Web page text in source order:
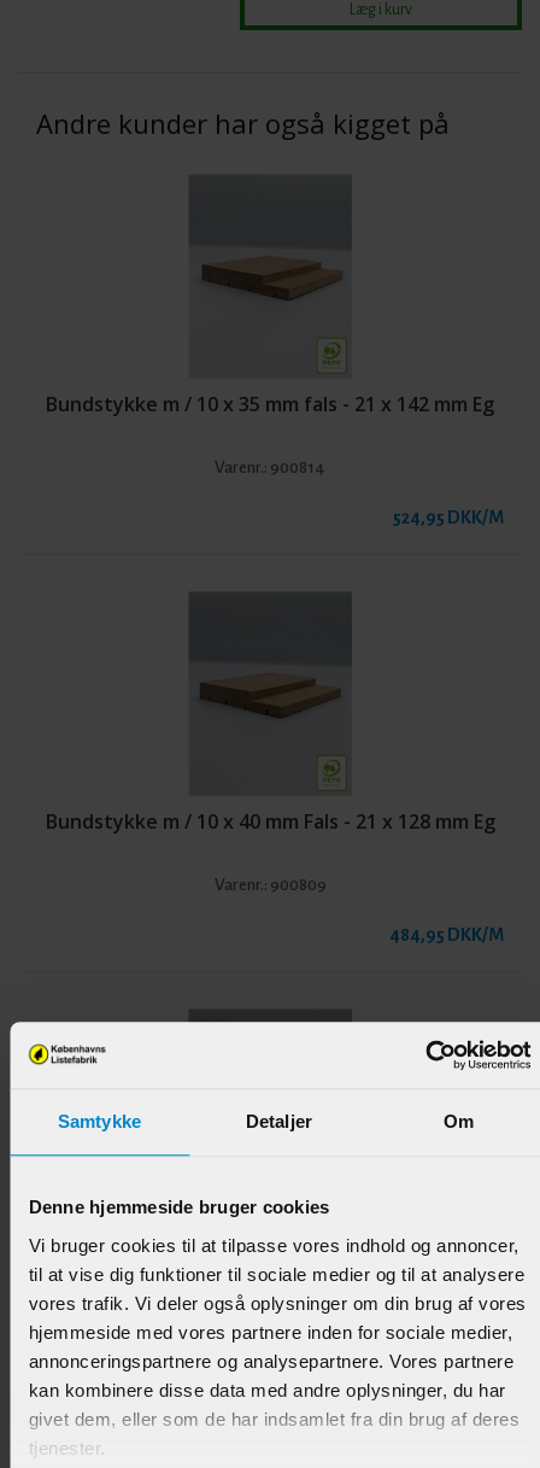
Samtykke Detaljer Om
Denne hjemmeside bruger cookies
Vi bruger cookies til at tilpasse vores indhold og annoncer,
til at vise dig funktioner til sociale medier og til at analysere
vores trafik. Vi deler også oplysninger om din brug af vores
hjemmeside med vores partnere inden for sociale medier,
annonceringspartnere og analysepartnere. Vores partnere
kan kombinere disse data med andre oplysninger, du har
givet dem, eller som de har indsamlet fra din brug af deres
tjenester.
Andre kunder har også kigget på
Bundstykke m / 10 x 35 mm fals - 21 x 142 mm Eg
Varenr.: 900814
524,95 DKK/M
Bundstykke m / 10 x 40 mm Fals - 21 x 128 mm Eg
Varenr.: 900809
484,95 DKK/M
Høvlet & Børstet Beklædn. - 15 x 130 mm Fyr List.
Varenr.:900585
89,95 DKK/M